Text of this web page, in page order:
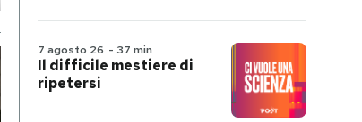
7 agosto 26 - 37 min
Il difficile mestiere di
ripetersi